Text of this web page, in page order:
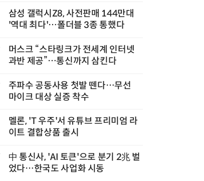
삼성 갤럭시Z8, 사전판매 144만대
'역대 최다'…폴더블 3종 통했다
머스크 “스타링크가 전세계 인터넷
과반 제공”…통신까지 삼킨다
주파수 공동사용 첫발 뗀다…무선
마이크 대상 실증 착수
멜론, 'T 우주'서 유튜브 프리미엄 라
이트 결합상품 출시
中 통신사, 'AI 토큰'으로 분기 2兆 벌
었다…한국도 사업화 시동